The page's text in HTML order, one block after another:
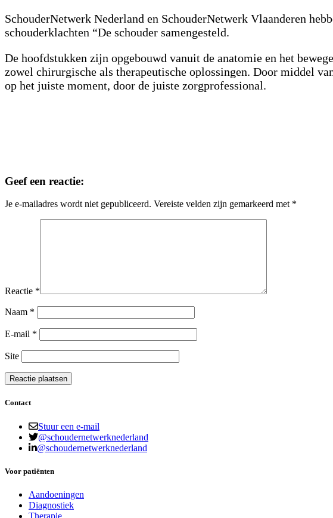
SchouderNetwerk Nederland en SchouderNetwerk Vlaanderen
schouderklachten “De schouder samengesteld.
De hoofdstukken zijn opgebouwd vanuit de anatomie en het
zowel chirurgische als therapeutische oplossingen. Door middel
op het juiste moment, door de juiste zorgprofessional.
Geef een reactie:
Je e-mailadres wordt niet gepubliceerd. Vereiste velden zijn gemarkeerd met *
Reactie *
Naam *
E-mail *
Site
Contact
Stuur een e-mail
@schoudernetwerknederland
@schoudernetwerknederland
Voor patiënten
Aandoeningen
Diagnostiek
Therapie